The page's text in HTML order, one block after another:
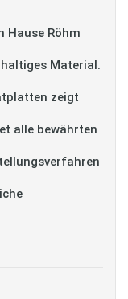
Hause Röhm
Material.
zeigt
alle bewährten